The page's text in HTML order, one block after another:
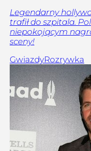
Legendarny
trafił do szpitala.
niepokojącym
sceny!
GwiazdyRozrywka